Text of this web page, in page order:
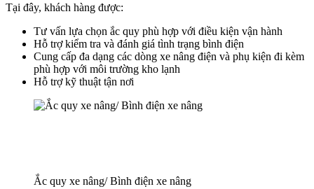
Tại đây, khách hàng được:
Tư vấn lựa chọn ắc quy phù hợp với điều kiện vận hành
Hỗ trợ kiểm tra và đánh giá tình trạng bình điện
Cung cấp đa dạng các dòng xe nâng điện và phụ kiện đi kèm
phù hợp với môi trường kho lạnh
Hỗ trợ kỹ thuật tận nơi
Ắc quy xe nâng/ Bình điện xe nâng